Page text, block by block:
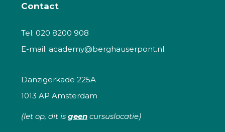
Contact
Tel: 020 8200 908
E-mail: academy@berghauserpont.nl.
Danzigerkade 225A
1013 AP Amsterdam
(let op, dit is geen cursuslocatie)